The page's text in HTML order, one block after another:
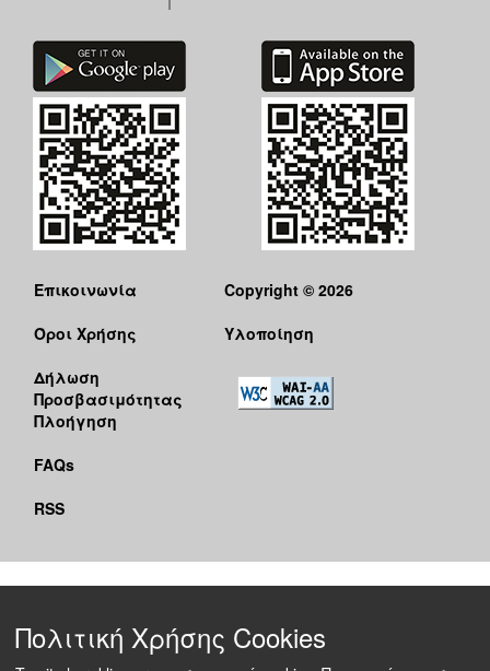
Επικοινωνία
Όροι Χρήσης
Δήλωση
Προσβασιμότητας
Πλοήγηση
FAQs
RSS
Copyright © 2026
Υλοποίηση
Πολιτική Χρήσης Cookies